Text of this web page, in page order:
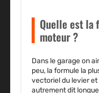
Quelle est la
moteur ?
Dans le garage on
peu, la formule la
vectoriel du levier et
autrement dit